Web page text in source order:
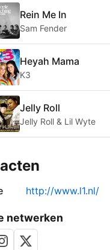
Rein Me In
Sam Fender
Heyah Mama
K3
Jelly Roll
Jelly Roll & Lil Wyte
http://www.l1.nl/
netwerken